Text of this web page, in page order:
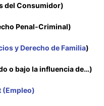
del Consumidor)
Penal-Criminal)
y Derecho de Familia)
o bajo la influencia de…)
(Empleo)